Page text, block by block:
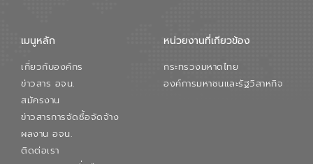
สมดุลทางเศรษฐกิจและสิ่งแวดล้อมได้อย่าง
ภาคเอกชนในครั้งนี้ นับเป็นก้าวสำคัญของ
องค์การจัดการน้ำเสีย (อจน.) ในการร่วมวาง
เมนูหลัก
เกี่ยวกับองค์กร
ข่าวสาร อจน.
สมัครงาน
ข่าวสารการจัดซื้อจัดจ้าง
ผลงาน อจน.
ติดต่อเรา
หน่วยงานที่เกียวข้อง
กระทรวงมหาดไทย
องค์การมหาชนและรัฐวิสาหกิจ